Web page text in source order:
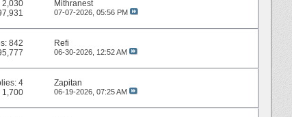
2,030
Mithranest
07-07-2026, 05:56 PM
842
Refi
06-30-2026, 12:52 AM
4
1,700
Zapitan
06-19-2026, 07:25 AM